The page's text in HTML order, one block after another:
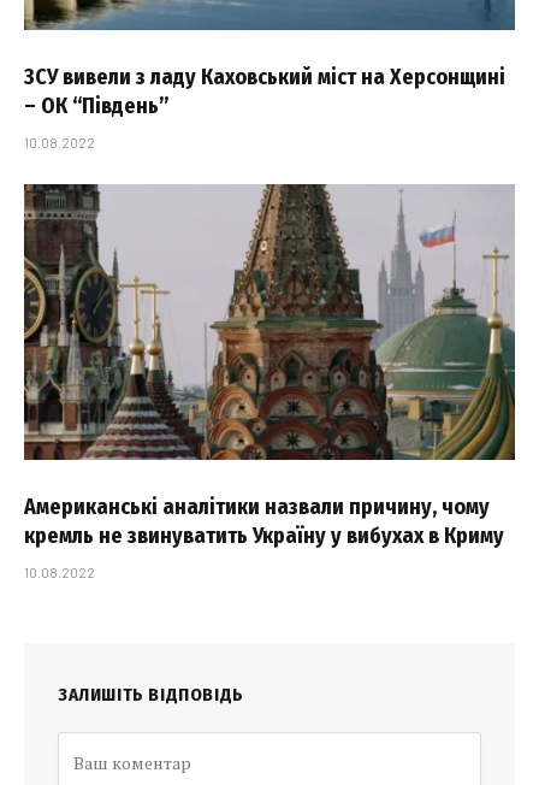
ЗСУ вивели з ладу Каховський міст на Херсонщині
– ОК “Південь”
10.08.2022
Американські аналітики назвали причину, чому
кремль не звинуватить Україну у вибухах в Криму
10.08.2022
ЗАЛИШІТЬ ВІДПОВІДЬ